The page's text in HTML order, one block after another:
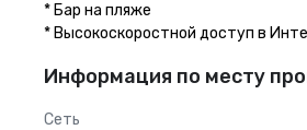
* Бар на пляже
* Высокоскоростной доступ в
Информация по месту
Сеть